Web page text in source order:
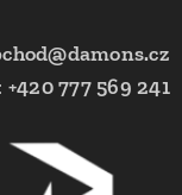
+420 777 569 241